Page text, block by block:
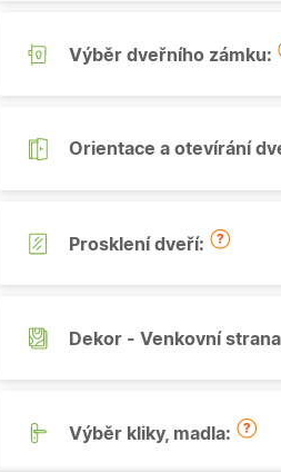
Výběr dveřního zámku:
Orientace a otevírání
Prosklení dveří:
Dekor - Venkovní
Výběr kliky, madla: